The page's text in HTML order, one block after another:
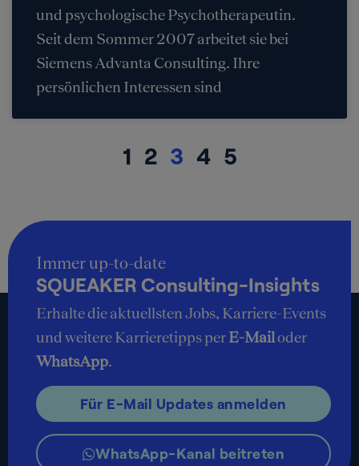
und psychologische Psychotherapeutin.
Seit dem Sommer 2007 arbeitet sie bei
Siemens Advanta Consulting. Ihre
persönlichen Interessen sind
1 2 3 4 5
Immer up-to-date
SQUEAKER Consulting-Insights
Erhalte die aktuellsten Jobs, Karriere-Events
und weitere Karrieretipps perE-Mailoder
WhatsApp.
Für E-Mail Updates anmelden
WhatsApp-Kanal beitreten